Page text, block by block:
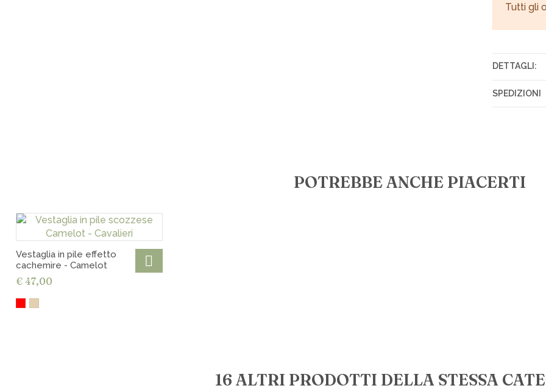
Tutti gli
DETTAGLI:
Misure
SPEDIZIONI
€ 7,00 in
POTREBBE ANCHE PIACERTI
Vestaglia in pile effetto
cachemire - Camelot
€ 47,00
16 ALTRI PRODOTTI DELLA STESSA